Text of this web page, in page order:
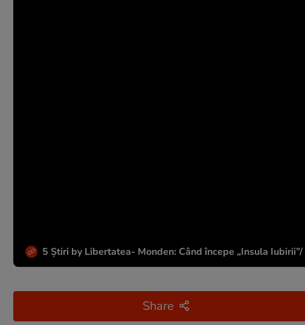
5 Știri by Libertatea- Monden: Când începe „Insula
Share